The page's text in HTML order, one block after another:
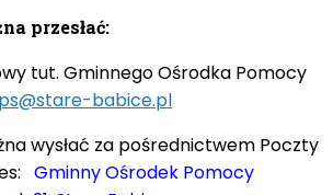
przesłać:
tut. Gminnego Ośrodka Pomocy
babice.pl
wysłać za pośrednictwem Poczty
Gminny Ośrodek Pomocy